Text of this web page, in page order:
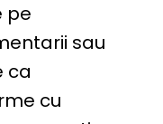
pe
sau
ca
cu